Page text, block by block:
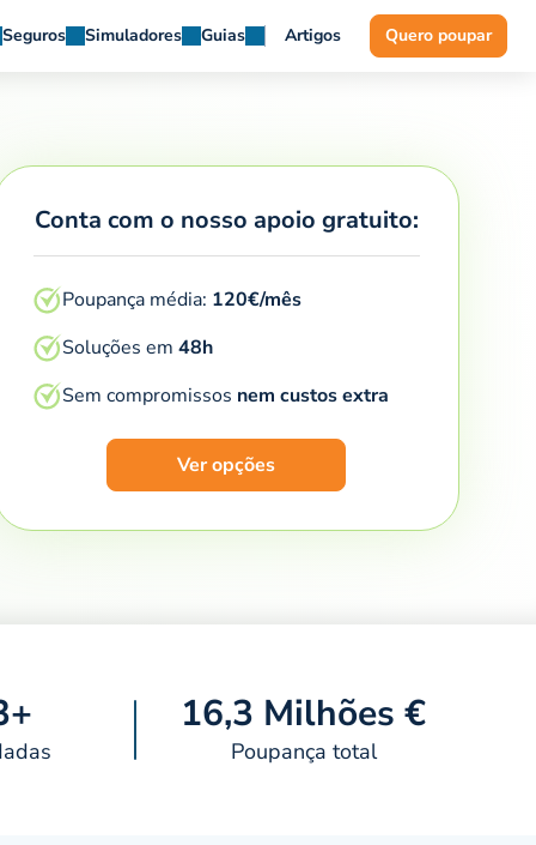
Seguros Simuladores Guias Artigos Quero poupar
Conta com o nosso apoio gratuito:
Poupança média: 120€/mês
Soluções em 48h
Sem compromissos nem custos extra
Ver opções
16,3 Milhões €
Poupança total